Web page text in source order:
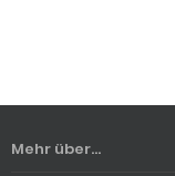
Mehr über...